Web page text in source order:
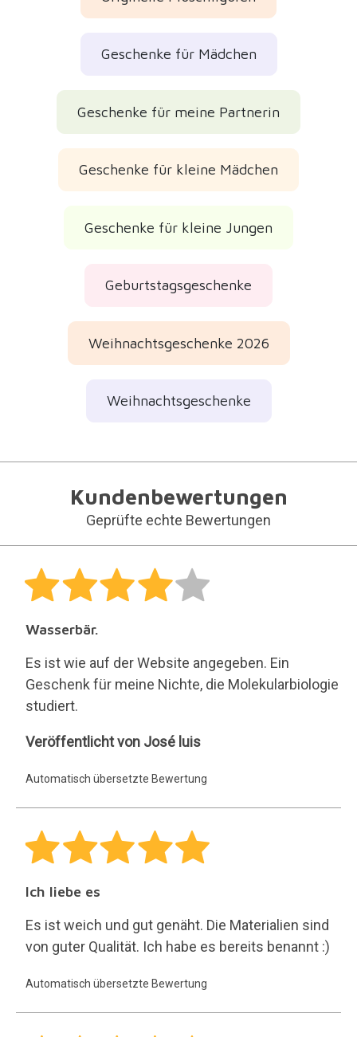
Geschenke für Mädchen
Geschenke für meine Partnerin
Geschenke für kleine Mädchen
Geschenke für kleine Jungen
Geburtstagsgeschenke
Weihnachtsgeschenke 2026
Weihnachtsgeschenke
Kundenbewertungen
Geprüfte echte Bewertungen
Wasserbär.
Es ist wie auf der Website angegeben. Ein
Geschenk für meine Nichte, die Molekularbiologie
studiert.
José
Veröffentlicht von José luis
Automatisch übersetzte Bewertung
Ich liebe es
Es ist weich und gut genäht. Die Materialien sind
von guter Qualität. Ich habe es bereits benannt :)
Automatisch übersetzte Bewertung